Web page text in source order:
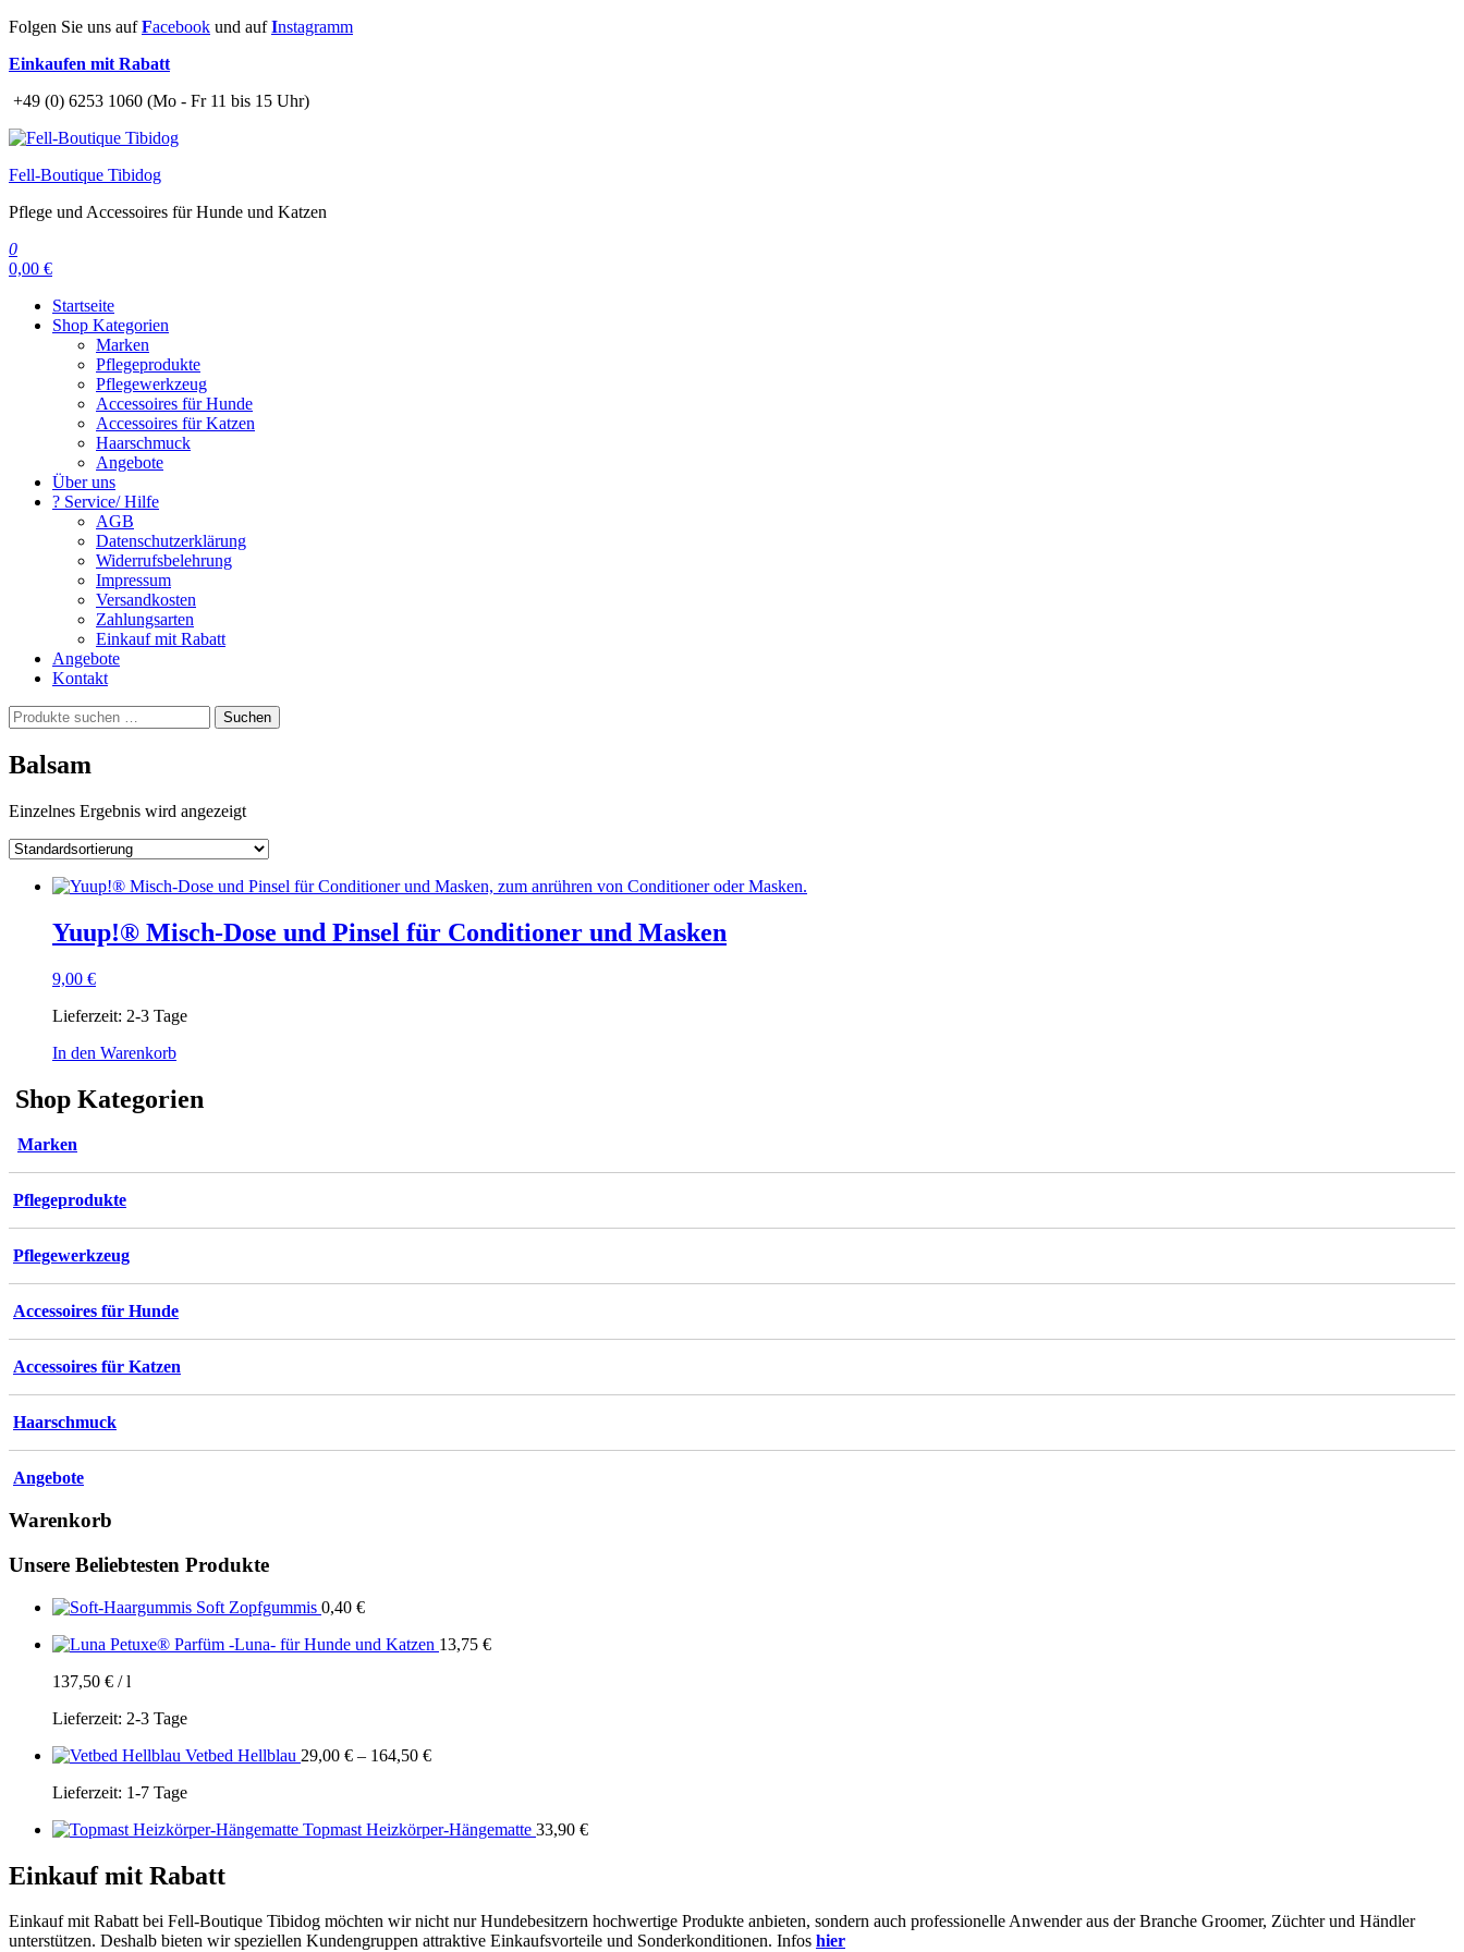
Zum
springen
Folgen Sie uns aufFacebook und aufInstagramm
Einkaufen mit Rabatt
+49 (0) 6253 1060 (Mo - Fr 11 bis 15 Uhr)
Fell-Boutique Tibidog
Pflege und Accessoires für Hunde und Katzen
0
0,00 €
Startseite
Shop Kategorien
Marken
Pflegeprodukte
Pflegewerkzeug
Accessoires für Hunde
Accessoires für Katzen
Haarschmuck
Angebote
Über uns
? Service/ Hilfe
AGB
Datenschutzerklärung
Widerrufsbelehrung
Impressum
Versandkosten
Zahlungsarten
Einkauf mit Rabatt
Angebote
Kontakt
Suchen
nach:
Suchen
Balsam
Einzelnes Ergebnis wird angezeigt
Yuup!® Misch-Dose und Pinsel für Conditioner und Masken
9,00 €
Lieferzeit: 2-3 Tage
In den Warenkorb
Shop Kategorien
Marken
Pflegeprodukte
Pflegewerkzeug
Accessoires für Hunde
Accessoires für Katzen
Haarschmuck
Angebote
Warenkorb
Unsere Beliebtesten Produkte
Soft Zopfgummis 0,40 €
Petuxe® Parfüm -Luna- für Hunde und Katzen 13,75 €
137,50 € /l
Lieferzeit: 2-3 Tage
Vetbed Hellblau 29,00 € – 164,50 €
Lieferzeit: 1-7 Tage
Topmast Heizkörper-Hängematte 33,90 €
Einkauf mit Rabatt
Einkauf mit Rabatt bei Fell-Boutique Tibidog möchten wir nicht nur Hundebesitzern hochwertige Produkte anbieten, sondern auch professionelle Anwender aus der Branche Groomer, Züchter und Händler
unterstützen. Deshalb bieten wir speziellen Kundengruppen attraktive Einkaufsvorteile und Sonderkonditionen. Infos hier